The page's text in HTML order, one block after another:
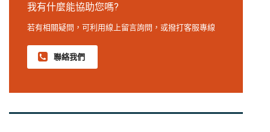
我有什麼能協助您嗎?
若有相關疑問，可利用線上留言詢問，或撥打客服專線
聯絡我們